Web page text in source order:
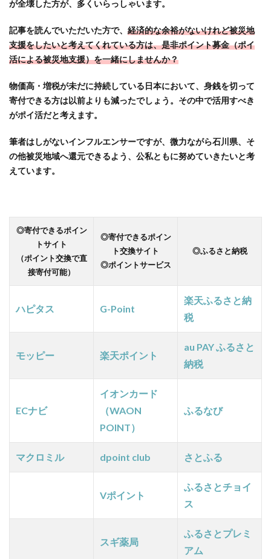
ポイ
タウ
ンを
組み
合わ
最強
の経
済圏
くろ
う！
4.3
トサ
イト
は1つ
だ
け！
方】
型ハ
スな
ット
ッピ
レカ
作成
も超
5
が全壊した方が、多くいらっしゃいます。
記事を読んでいただいた方で、 経済的な余裕がないけれど被災地
支援をしたいと考えてくれている方は、是非ポイント募金（ポイ
活による被災地支援）を一緒にしませんか？
物価高・増税が未だに持続している日本において、身銭を切って
寄付できる方は以前よりも減ったでしょう。その中で活用すべき
がポイ活だと考えます。
筆者はしがないインフルエンサーですが、微力ながら石川県、そ
の他被災地域へ還元できるよう、公私ともに努めていきたいと考
えています。
◎寄付できるポイン
トサイト
（ポイント交換で直
接寄付可能）
◎寄付できるポイン
ト交換サイト
◎ポイントサービス
◎ふるさと納税
ハピタス G-Point
楽天ふるさと納
税
モッピー 楽天ポイント
au PAY ふるさと
納税
ECナビ
イオンカード
（WAON
POINT）
ふるなび
マクロミル dpoint club さとふる
Vポイント
ふるさとチョイ
ス
スギ薬局
ふるさとプレミ
アム